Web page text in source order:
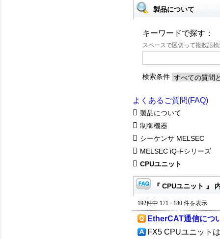
製品について
キーワードで探す：
スペースで区切って複数語
検索条件
よくあるご質問(FAQ)
製品について
制御機器
シーケンサ MELSEC
MELSEC iQ-Fシリーズ
CPUユニット
『 CPUユニット 』
192件中 171 - 180 件を表示
EtherCAT通信につ
FX5 CPUユニット